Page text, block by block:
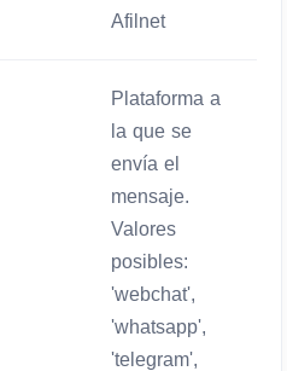
Afilnet
Plataforma a
la que se
envía el
mensaje.
Valores
posibles:
'webchat',
'whatsapp',
'telegram',